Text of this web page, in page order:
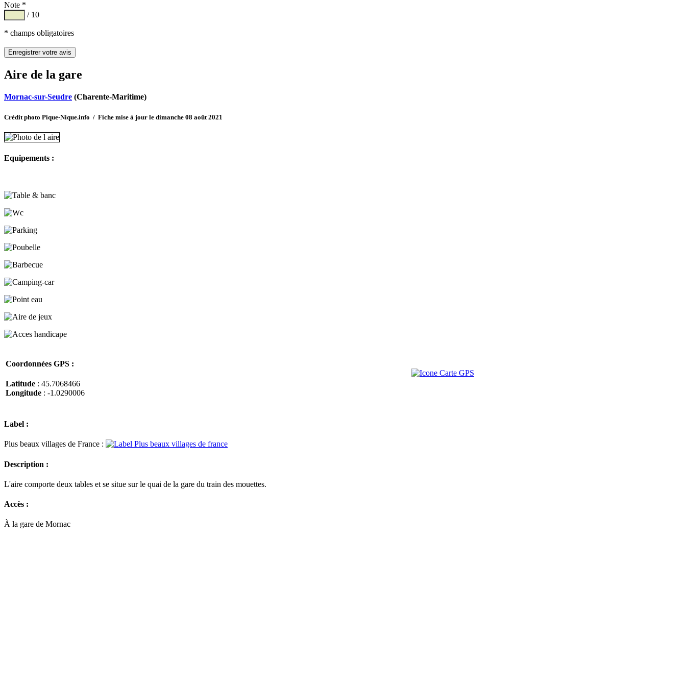
Note *
/ 10
* champs obligatoires
Aire de la gare
Mornac-sur-Seudre (Charente-Maritime)
Crédit photo Pique-Nique.info / Fiche mise à jour le dimanche 08 août 2021
Equipements :
Coordonnées GPS :
Latitude : 45.7068466
Longitude : -1.0290006
Label :
Plus beaux villages de France :
Description :
L'aire comporte deux tables et se situe sur le quai de la gare du train des mouettes.
Accès :
À la gare de Mornac